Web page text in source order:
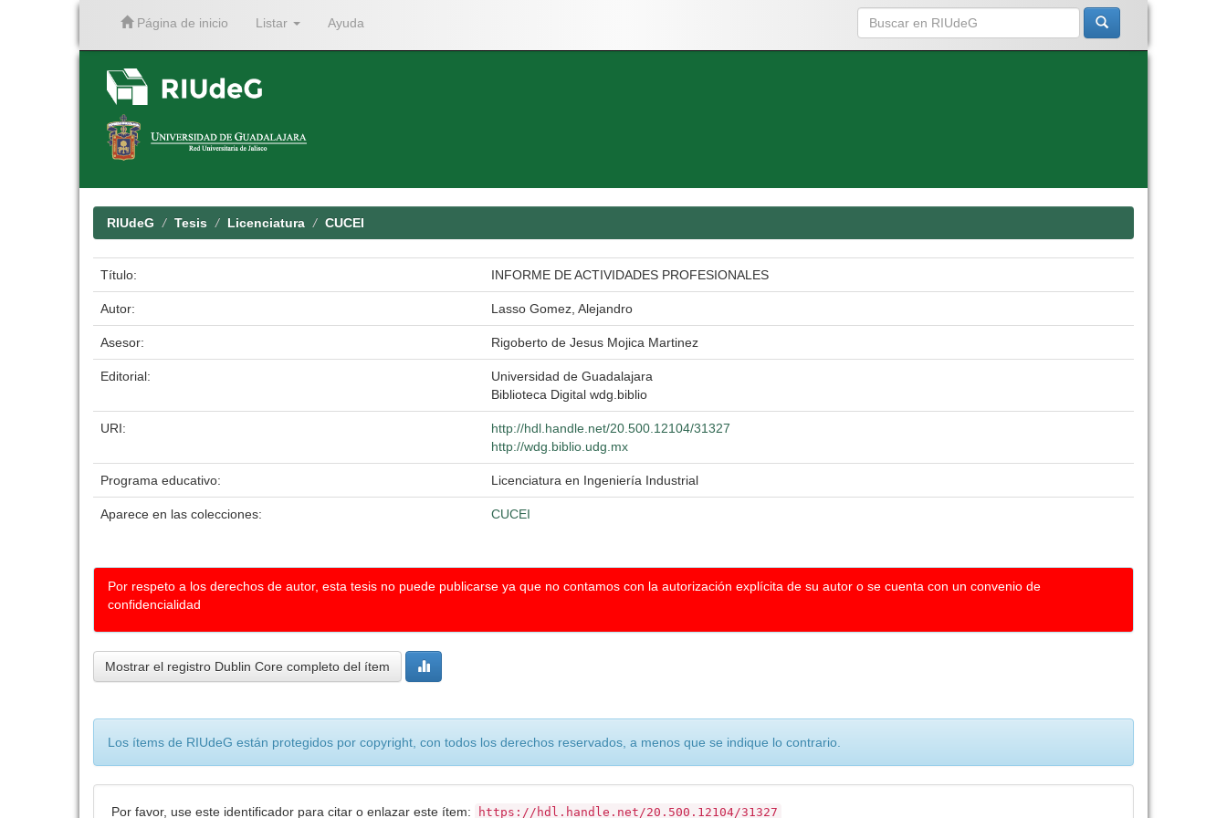
Página de inicio Listar Ayuda
RIUdeG Tesis Licenciatura CUCEI
Título: INFORME DE ACTIVIDADES PROFESIONALES
Autor: Lasso Gomez, Alejandro
Asesor: Rigoberto de Jesus Mojica Martinez
Editorial:
Universidad de Guadalajara
Biblioteca Digital wdg.biblio
URI:
http://hdl.handle.net/20.500.12104/31327
http://wdg.biblio.udg.mx
Programa educativo: Licenciatura en Ingeniería Industrial
Aparece en las colecciones: CUCEI
Por respeto a los derechos de autor, esta tesis no puede publicarse ya que no contamos con la autorización explícita de su autor o se cuenta con un convenio de
confidencialidad
Mostrar el registro Dublin Core completo del ítem
Los ítems de RIUdeG están protegidos por copyright, con todos los derechos reservados, a menos que se indique lo contrario.
Por favor, use este identificador para citar o enlazar este ítem: https://hdl.handle.net/20.500.12104/31327